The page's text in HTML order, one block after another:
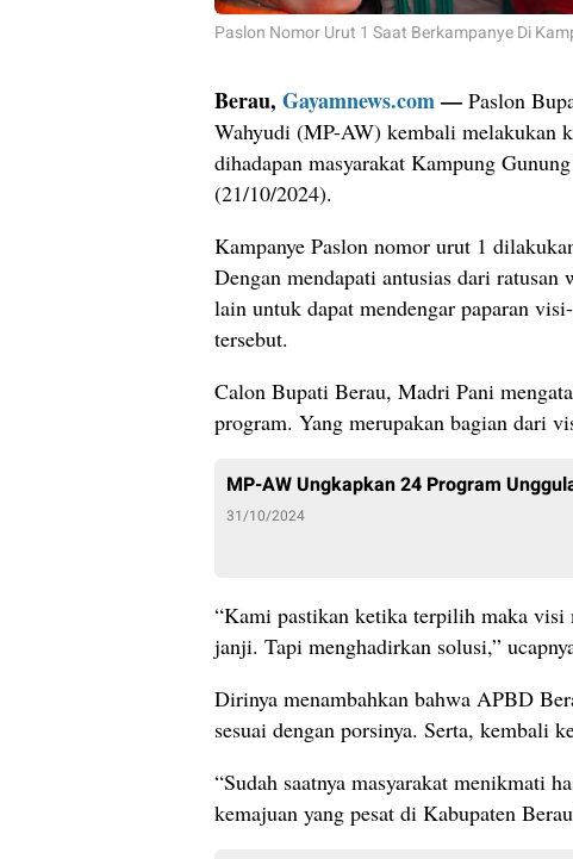
Paslon Nomor Urut 1 Saat Berkampanye Di
Berau, Gayamnews.com— Paslon
Wahyudi (MP-AW) kembali melakukan
dihadapan masyarakat Kampung
(21/10/2024).
Kampanye Paslon nomor urut 1
Dengan mendapati antusias dari
lain untuk dapat mendengar paparan
tersebut.
Calon Bupati Berau, Madri Pani
program. Yang merupakan bagian dari
MP-AW Ungkapkan 24 Program
31/10/2024
“Kami pastikan ketika terpilih maka visi
janji. Tapi menghadirkan solusi,”
Dirinya menambahkan bahwa APBD
sesuai dengan porsinya. Serta, kembali
“Sudah saatnya masyarakat menikmati
kemajuan yang pesat di Kabupaten